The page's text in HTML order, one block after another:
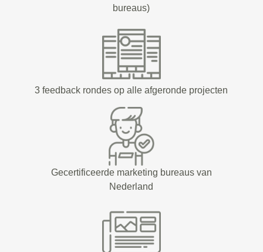
bureaus)
3 feedback rondes op alle afgeronde projecten
Gecertificeerde marketing bureaus van
Nederland